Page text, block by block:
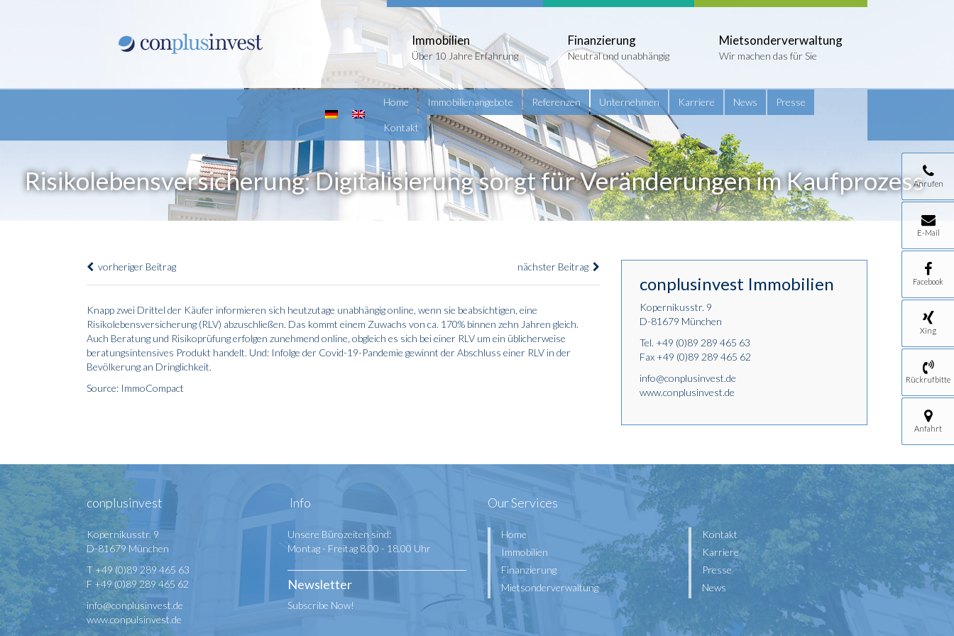
Immobilien
Über 10 Jahre Erfahrung
Finanzierung
Neutral und unabhängig
Mietsonderverwaltung
Wir machen das für Sie
Home Immobilienangebote Referenzen Unternehmen Karriere News Presse
Kontakt
Risikolebensversicherung: Digitalisierung sorgt für Veränderungen im KaufprozessAnrufen
E-Mail
Facebook
Xing
Rückrufbitte
Anfahrt
vorheriger Beitrag nächster Beitrag
Knapp zwei Drittel der Käufer informieren sich heutzutage unabhängig online, wenn sie beabsichtigen, eine
Risikolebensversicherung (RLV) abzuschließen. Das kommt einem Zuwachs von ca. 170% binnen zehn Jahren gleich.
Auch Beratung und Risikoprüfung erfolgen zunehmend online, obgleich es sich bei einer RLV um ein üblicherweise
beratungsintensives Produkt handelt. Und: Infolge der Covid-19-Pandemie gewinnt der Abschluss einer RLV in der
Bevölkerung an Dringlichkeit.
Source: ImmoCompact
conplusinvest Immobilien
Kopernikusstr. 9
D-81679 München
Tel. +49 (0)89 289 465 63
Fax +49 (0)89 289 465 62
info@conplusinvest.de
www.conplusinvest.de
conplusinvest
Kopernikusstr. 9
D-81679 München
T +49 (0)89 289 465 63
F +49 (0)89 289 465 62
info@conplusinvest.de
www.conpulsinvest.de
Info
Unsere Bürozeiten sind:
Montag - Freitag 8.00 - 18.00 Uhr
Newsletter
Subscribe Now!
Our Services
Home
Immobilien
Finanzierung
Mietsonderverwaltung
Kontakt
Karriere
Presse
News